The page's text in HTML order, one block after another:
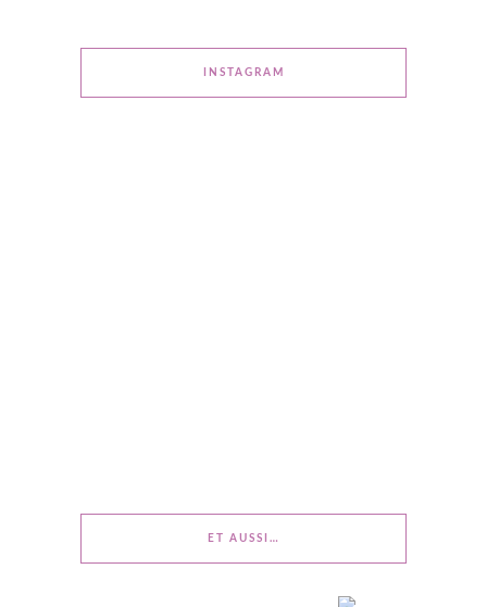
INSTAGRAM
ET AUSSI…